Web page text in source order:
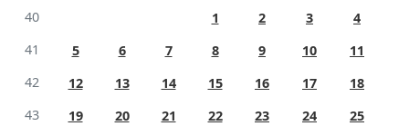
40
1 2 3
4
41
5 6 7 8 9 10
11
42
12 13 14 15 16 17
18
43
19 20 21 22 23 24
25